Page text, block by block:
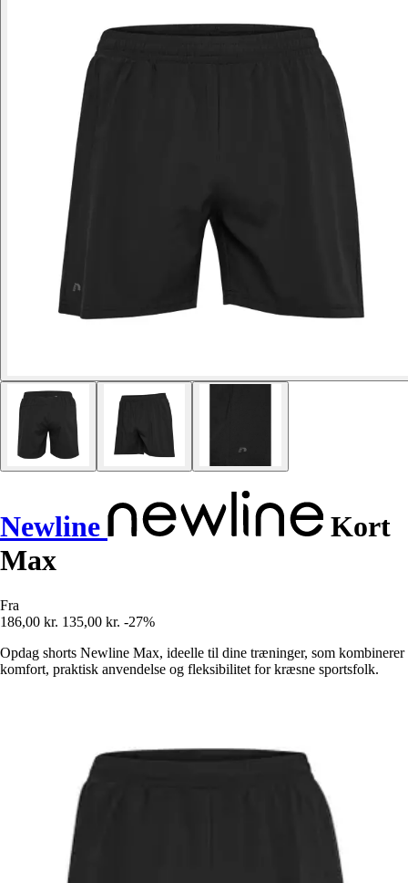
Newline
Kort
Max
Fra
186,00 kr. 135,00 kr. -27%
Opdag shorts Newline Max, ideelle til dine træninger, som kombinerer
komfort, praktisk anvendelse og fleksibilitet for kræsne sportsfolk.